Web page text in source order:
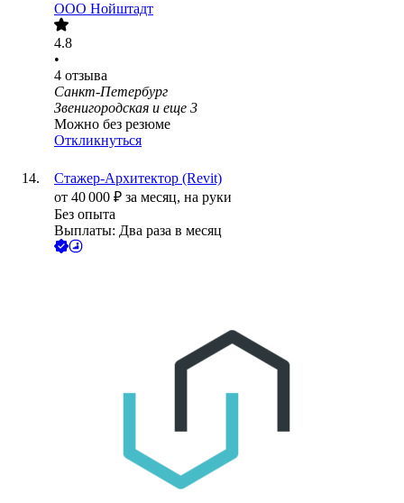
ООО Нойштадт
4.8
•
4 отзыва
Санкт-Петербург
Звенигородская и еще 3
Можно без резюме
Откликнуться
Стажер-Архитектор (Revit)
от 40 000 ₽ за месяц, на руки
Без опыта
Выплаты: Два раза в месяц